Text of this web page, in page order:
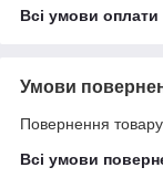
Всі умови оплати
Умови
Повернення
Всі умови